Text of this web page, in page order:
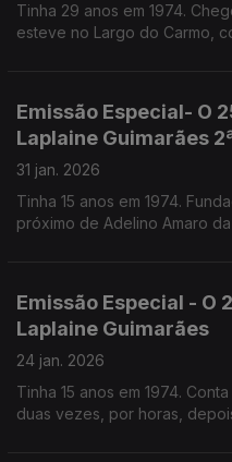
Tinha 29 anos em 1974.
esteve no Largo do Carmo,
Emissão Especial- O
Laplaine Guimarães
31 jan. 2026
Tinha 15 anos em 1974.
próximo de Adelino Amaro
Emissão Especial - O
Laplaine Guimarães
24 jan. 2026
Tinha 15 anos em 1974.
duas vezes, por horas,